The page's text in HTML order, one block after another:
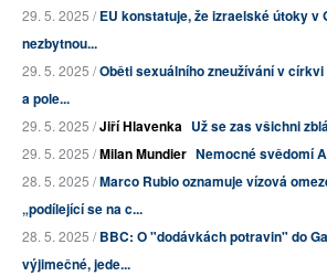
29. 5. 2025 /EU konstatuje, že izraelské útoky v
nezbytnou...
29. 5. 2025 /Oběti sexuálního zneužívání v
a pole...
29. 5. 2025 /Jiří Hlavenka Už se zas všichni
29. 5. 2025 /Milan Mundier Nemocné svědomí
28. 5. 2025 /Marco Rubio oznamuje vízová
„podílející se na c...
28. 5. 2025 /BBC: O "dodávkách potravin" do
výjimečné, jede...